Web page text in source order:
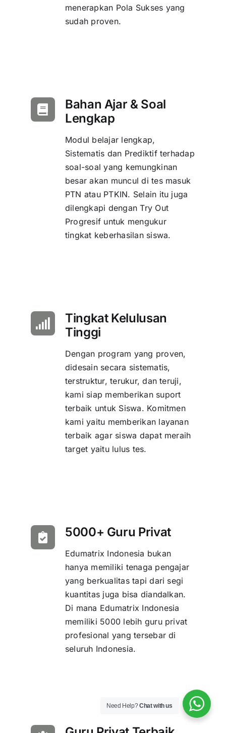
menerapkan Pola Sukses yang
sudah proven.
Bahan Ajar & Soal
Lengkap
Modul belajar lengkap,
Sistematis dan Prediktif terhadap
soal-soal yang kemungkinan
besar akan muncul di tes masuk
PTN atau PTKIN. Selain itu juga
dilengkapi dengan Try Out
Progresif untuk mengukur
tingkat keberhasilan siswa.
Tingkat Kelulusan
Tinggi
Dengan program yang proven,
didesain secara sistematis,
terstruktur, terukur, dan teruji,
kami siap memberikan suport
terbaik untuk Siswa. Komitmen
kami yaitu memberikan layanan
terbaik agar siswa dapat meraih
target yaitu lulus tes.
5000+ Guru Privat
Edumatrix Indonesia bukan
hanya memiliki tenaga pengajar
yang berkualitas tapi dari segi
kuantitas juga bisa diandalkan.
Di mana Edumatrix Indonesia
memiliki 5000 lebih guru privat
profesional yang tersebar di
seluruh Indonesia.
Need Help?Chat with us